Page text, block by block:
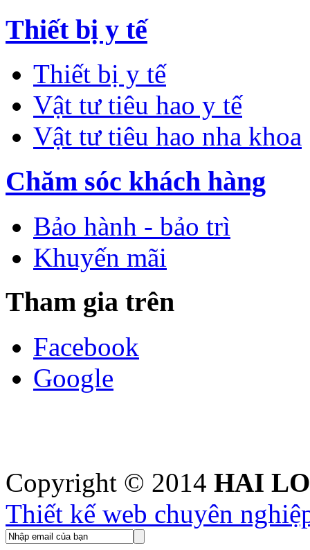
Thiết bị y tế
Thiết bị y tế
Vật tư tiêu hao y tế
Vật tư tiêu hao nha khoa
Chăm sóc khách hàng
Bảo hành - bảo trì
Khuyến mãi
Tham gia trên
Facebook
Google
Copyright © 2014 HAI
Thiết kế web chuyên